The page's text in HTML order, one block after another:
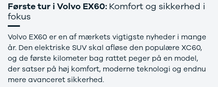
Første tur i Volvo EX60: Komfort og sikkerhed i
fokus
Volvo EX60 er en af mærkets vigtigste nyheder i mange
år. Den elektriske SUV skal afløse den populære XC60,
og de første kilometer bag rattet peger på en model,
der satser på høj komfort, moderne teknologi og endnu
mere avanceret sikkerhed.